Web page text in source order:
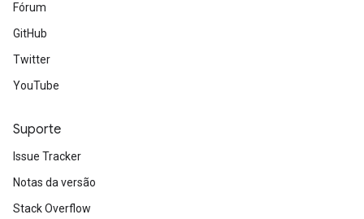
Fórum
GitHub
Twitter
YouTube
Suporte
Issue Tracker
Notas da versão
Stack Overflow